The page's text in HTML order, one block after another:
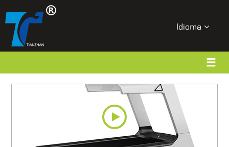
Idioma